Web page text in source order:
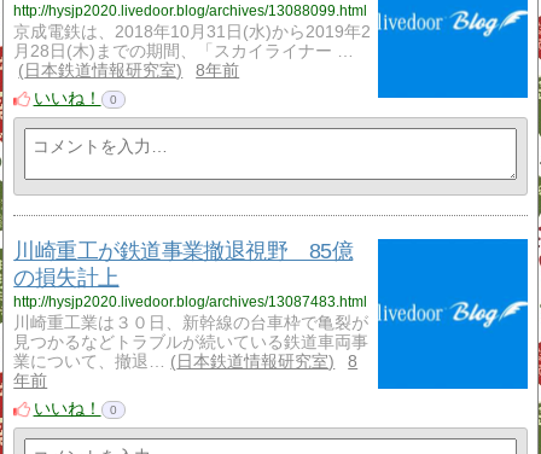
http://hysjp2020.livedoor.blog/archives/13088099.html
京成電鉄は、2018年10月31日(水)から2019年2
月28日(木)までの期間、「スカイライナー …
日本鉄道情報研究室
8年前
いいね！
0
川崎重工が鉄道事業撤退視野 85億
の損失計上
http://hysjp2020.livedoor.blog/archives/13087483.html
川崎重工業は３０日、新幹線の台車枠で亀裂が
見つかるなどトラブルが続いている鉄道車両事
業について、撤退…
日本鉄道情報研究室
8
年前
いいね！
0